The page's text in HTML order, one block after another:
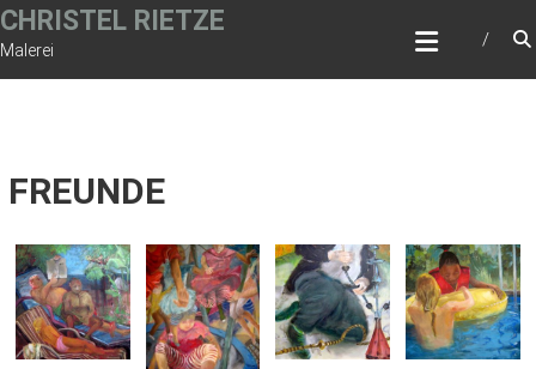
Zum
Inhalt
CHRISTEL RIETZE
Malerei
FREUNDE